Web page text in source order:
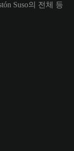
Suso의 전체 등